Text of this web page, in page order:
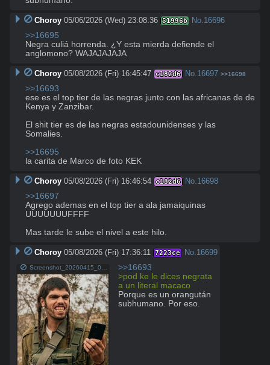
Choroy 05/06/2026 (Wed) 23:08:36 51996b No.16696
>>16695
Negra culiá horrenda. ¿Y esta mierda defiende el
anglomono? WAJAJAJAJA
Choroy 05/08/2026 (Fri) 16:45:47 c182d6 No.16697 >>16698
>>16693
ese es el top tier de las negras junto con las africanas de de
Kenya y Zanzibar.
El shit tier es de las negras estadounidenses y las
Somalies.
>>16695
la carita de Marco de foto KEK
Choroy 05/08/2026 (Fri) 16:46:54 c182d6 No.16698
>>16697
Agrego ademas en el top tier a ala jamaiquinas
UUUUUUUFFFF
Mas tarde le sube el nivel a este hilo.
Choroy 05/08/2026 (Fri) 17:36:11 7223ce No.16699
Screenshot_20260415_073814_Instagram judio jew kike.jpg
>>16693
>pod ke le dices negrata
a un literal macaco
Porque es un orangután
subhumano. Por eso.